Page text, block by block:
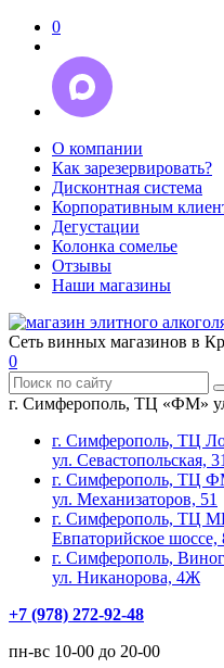
0
О компании
Как зарезервировать?
Дисконтная система
Корпоративным
Дегустации
Колонка сомелье
Отзывы
Наши магазины
Сеть винных магазинов в
0
г. Симферополь, ТЦ «ФМ»
г. Симферополь, ТЦ
ул. Севастопольская,
г. Симферополь, ТЦ
ул. Механизаторов, 51
г. Симферополь, ТЦ
Евпаторийское шоссе,
г. Симферополь,
ул. Никанорова, 4Ж
+7 (978) 272-92-48
пн-вс 10-00 до 20-00